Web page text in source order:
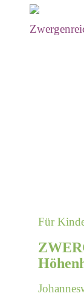
Für